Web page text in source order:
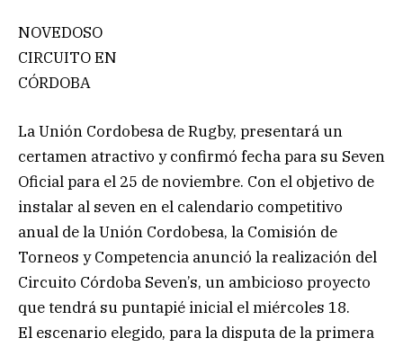
NOVEDOSO
CIRCUITO EN
CÓRDOBA
La Unión Cordobesa de Rugby, presentará un
certamen atractivo y confirmó fecha para su Seven
Oficial para el 25 de noviembre. Con el objetivo de
instalar al seven en el calendario competitivo
anual de la Unión Cordobesa, la Comisión de
Torneos y Competencia anunció la realización del
Circuito Córdoba Seven’s, un ambicioso proyecto
que tendrá su puntapié inicial el miércoles 18.
El escenario elegido, para la disputa de la primera